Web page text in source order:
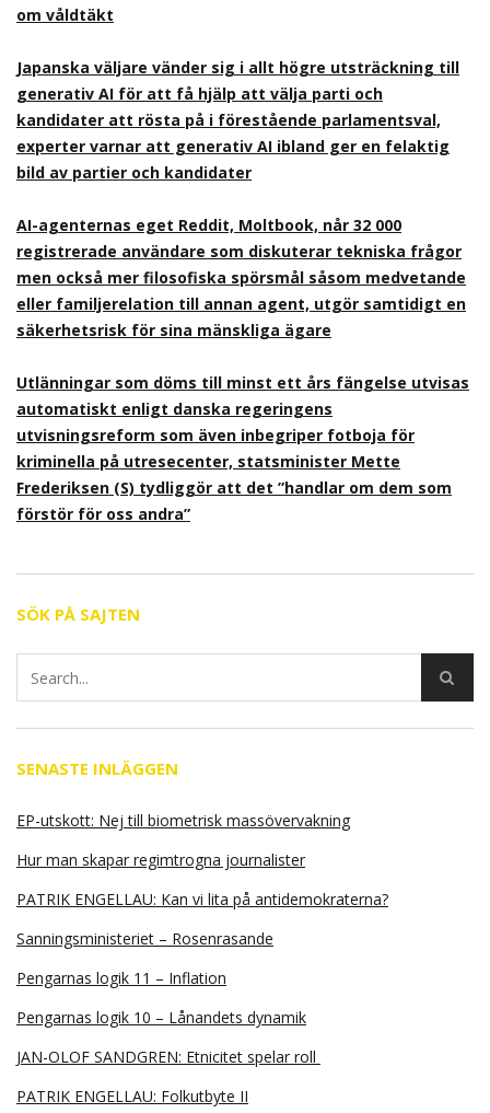
om våldtäkt
Japanska väljare vänder sig i allt högre utsträckning till
generativ AI för att få hjälp att välja parti och
kandidater att rösta på i förestående parlamentsval,
experter varnar att generativ AI ibland ger en felaktig
bild av partier och kandidater
AI-agenternas eget Reddit, Moltbook, når 32 000
registrerade användare som diskuterar tekniska frågor
men också mer filosofiska spörsmål såsom medvetande
eller familjerelation till annan agent, utgör samtidigt en
säkerhetsrisk för sina mänskliga ägare
Utlänningar som döms till minst ett års fängelse utvisas
automatiskt enligt danska regeringens
utvisningsreform som även inbegriper fotboja för
kriminella på utresecenter, statsminister Mette
Frederiksen (S) tydliggör att det ”handlar om dem som
förstör för oss andra”
SÖK PÅ SAJTEN
SENASTE INLÄGGEN
EP-utskott: Nej till biometrisk massövervakning
Hur man skapar regimtrogna journalister
PATRIK ENGELLAU: Kan vi lita på antidemokraterna?
Sanningsministeriet – Rosenrasande
Pengarnas logik 11 – Inflation
Pengarnas logik 10 – Lånandets dynamik
JAN-OLOF SANDGREN: Etnicitet spelar roll
PATRIK ENGELLAU: Folkutbyte II